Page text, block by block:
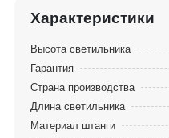
Характеристики
Высота светильника
Гарантия
Страна производства
Длина светильника
Материал штанги